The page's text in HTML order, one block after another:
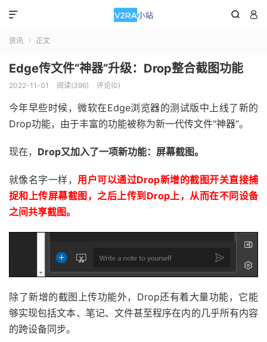
 

资讯  正文
Edge传文件“神器”升级：Drop整合截图功能
2022-11-01 阅读(396) 评论(0)
今年早些时候，微软在Edge浏览器的测试版中上线了新的
Drop功能，由于丰富的功能被称为新一代传文件“神器”。
现在， Drop又加入了一项新功能：屏幕截图。
就像名字一样， 用户可以通过Drop新增的截图开关直接捕
捉和上传屏幕截图，之后上传到Drop上，从而在不同设备
之间共享截图。
除了新增的截图上传功能外，Drop还有着大量功能，它能
够实现包括文本、笔记、文件甚至程序在内的几乎所有内容
的跨设备同步。